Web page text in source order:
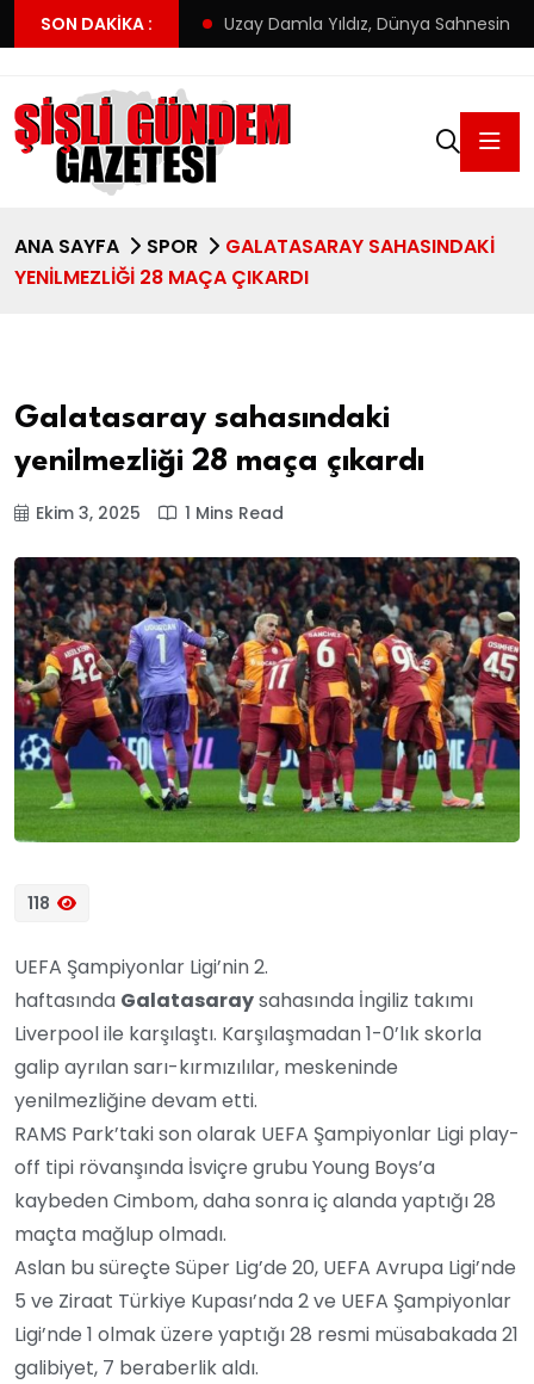
SON DAKIKA :
yeni adresi Uzay Damla Yıldız, Dünya
ANA SAYFA SPOR
GALATASARAY SAHASINDAKI
YENILMEZLIĞI 28 MAÇA ÇIKARDI
Galatasaray sahasındaki
yenilmezliği 28 maça çıkardı
Ekim 3, 2025 1 Mins Read
118
UEFA Şampiyonlar Ligi’nin 2.
haftasında Galatasaraysahasında İngiliz takımı
Liverpool ile karşılaştı. Karşılaşmadan 1-0’lık skorla
galip ayrılan sarı-kırmızılılar, meskeninde
yenilmezliğine devam etti.
RAMS Park’taki son olarak UEFA Şampiyonlar Ligi play-
off tipi rövanşında İsviçre grubu Young Boys’a
kaybeden Cimbom, daha sonra iç alanda yaptığı 28
maçta mağlup olmadı.
Aslan bu süreçte Süper Lig’de 20, UEFA Avrupa Ligi’nde
5 ve Ziraat Türkiye Kupası’nda 2 ve UEFA Şampiyonlar
Ligi’nde 1 olmak üzere yaptığı 28 resmi müsabakada 21
galibiyet, 7 beraberlik aldı.